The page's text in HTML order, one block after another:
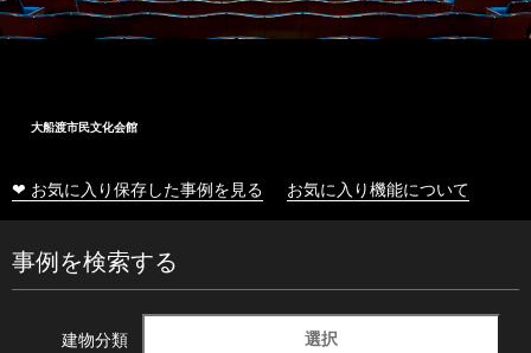
大船渡市民文化会館
❤ お気に入り保存した事例を見る お気に入り機能について
事例を検索する
建物分類 選択